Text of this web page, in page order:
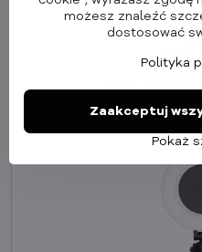
Kijek do
możesz znaleźć
dostosować
Polityka
Pokaż
Zaakceptuj